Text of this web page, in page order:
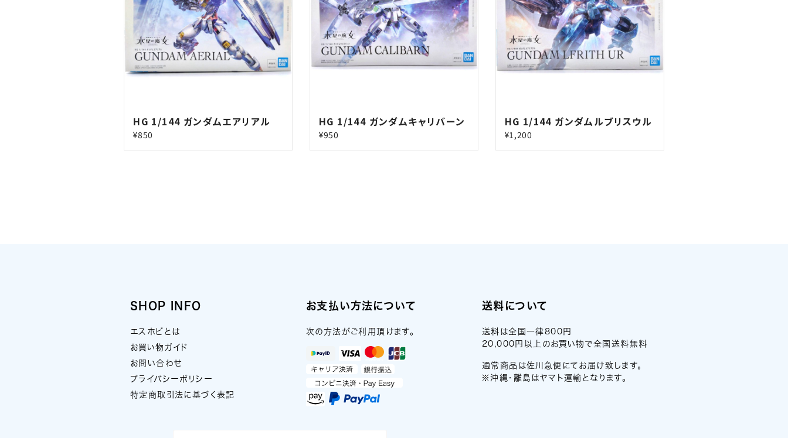
HG 1/144 ガンダムエアリアル
¥850
HG 1/144 ガンダムキャリバーン
¥950
HG 1/144 ガンダムルブリスウル
¥1,200
SHOP INFO
エスホビとは
お買い物ガイド
お問い合わせ
プライバシーポリシー
特定商取引法に基づく表記
お支払い方法について
次の方法がご利用頂けます。
送料について
送料は全国一律800円
20,000円以上のお買い物で全国送料無料
通常商品は佐川急便にてお届け致します。
※沖縄・離島はヤマト運輸となります。